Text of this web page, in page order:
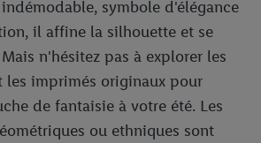
symbole d'élégance
il affine la silhouette et se
n'hésitez pas à explorer les
les imprimés originaux pour
de fantaisie à votre été. Les
ou ethniques sont
également créer un identifiant en
l’adresse e-mail fournie ici afin de
dans les services exploités par des
publicités personnalisées. À cette fin,
peut également être fusionnée
ou identifiants qui vous sont
Criteo S.A.